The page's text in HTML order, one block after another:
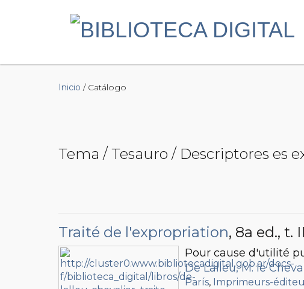
Inicio / Catálogo
Tema / Tesauro / Descriptores es
Traité de l'expropriation, 8a ed., t. II
Pour cause d'utilité
De Lalleu, M. le
París, Imprimeurs-